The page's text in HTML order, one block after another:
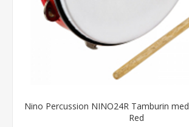
Nino Percussion NINO24R Tamburin
Red